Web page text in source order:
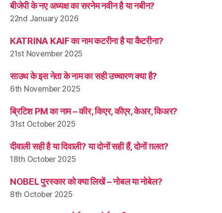
बीजेपी के नए अध्यक्ष का सरनेम नवीन है या नबीन?
22nd January 2026
KATRINA KAIF का नाम कटरीना है या कैटरीना?
21st November 2025
साउथ के इस नेता के नाम का सही उच्चारण क्या है?
6th November 2025
ब्रिटिश PM का नाम – कीर, किएर, कीएर, केअर, किअर?
31st October 2025
दीवाली सही है या दिवाली? या दोनों सही हैं, दोनों ग़लत?
18th October 2025
NOBEL पुरस्कार को क्या लिखें – नोबल या नोबेल?
8th October 2025